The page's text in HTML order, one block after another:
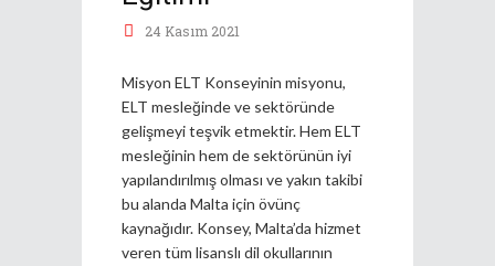
24 Kasım 2021
Misyon ELT Konseyinin misyonu,
ELT mesleğinde ve sektöründe
gelişmeyi teşvik etmektir. Hem ELT
mesleğinin hem de sektörünün iyi
yapılandırılmış olması ve yakın takibi
bu alanda Malta için övünç
kaynağıdır. Konsey, Malta’da hizmet
veren tüm lisanslı dil okullarının